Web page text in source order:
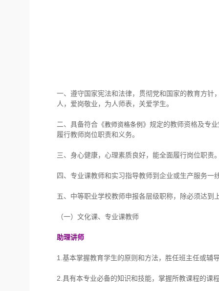
一、遵守国家宪法和法律，贯彻党和国家的教育方
人，爱岗敬业，为人师表，关爱学生。
二、具备符合《教师资格条例 》规定的教师资格及专
履行教师岗位职责和义务。
三、身心健康，心理素质良好，能全面履行岗位职责
四、专业课教师和实习指导教师到企业或生产服务一
五、中等职业学校教师申报各层级职称，除必须达到
（一）文化课、专业课教师
助理讲师
1.基本掌握教育学生的原则和方法，胜任班主任或辅
2.具有本专业必备的知识和技能，掌握所教课程的课